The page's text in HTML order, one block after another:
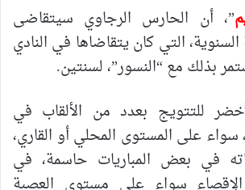
”، أن الحارس الرجاوي سيتقاضى
التي كان يتقاضاها في النادي
بذلك مع “النسور”، لسنتين.
للتتويج بعدد من الألقاب في
سواء على المستوى المحلي أو القاري،
في بعض المباريات حاسمة، في